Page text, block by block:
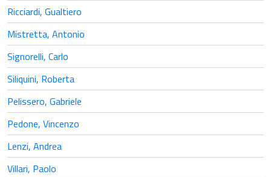
Ricciardi, Gualtiero
Mistretta, Antonio
Signorelli, Carlo
Siliquini, Roberta
Pelissero, Gabriele
Pedone, Vincenzo
Lenzi, Andrea
Villari, Paolo